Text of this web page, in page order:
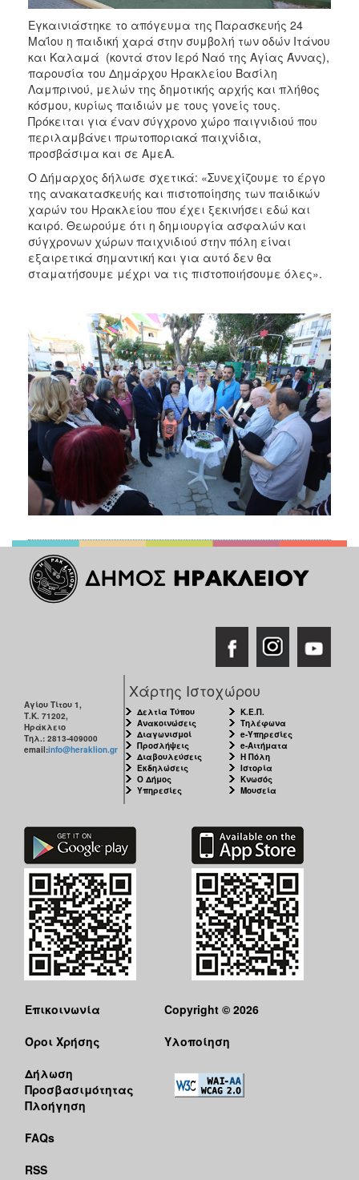
ΤΟΠΟΣ
ΠΟΛΙΤΙΣΜΟΣ
ΑΝΘΕΚΤΙΚΗ
ΠΟΛΗ
Εγκαινιάστηκε το απόγευμα της Παρασκευής 24
Μαΐου η παιδική χαρά στην συμβολή των οδών Ιτάνου
και Καλαμά (κοντά στον Ιερό Ναό της Αγίας Άννας),
παρουσία του Δημάρχου Ηρακλείου Βασίλη
Λαμπρινού, μελών της δημοτικής αρχής και πλήθος
κόσμου, κυρίως παιδιών με τους γονείς τους.
Πρόκειται για έναν σύγχρονο χώρο παιγνιδιού που
περιλαμβάνει πρωτοποριακά παιχνίδια,
προσβάσιμα και σε ΑμεΑ.
Ο Δήμαρχος δήλωσε σχετικά: «Συνεχίζουμε το έργο
της ανακατασκευής και πιστοποίησης των παιδικών
χαρών του Ηρακλείου που έχει ξεκινήσει εδώ και
καιρό. Θεωρούμε ότι η δημιουργία ασφαλών και
σύγχρονων χώρων παιχνιδιού στην πόλη είναι
εξαιρετικά σημαντική και για αυτό δεν θα
σταματήσουμε μέχρι να τις πιστοποιήσουμε όλες».
Αγίου Τίτου 1,
Τ.Κ. 71202,
Ηράκλειο
Τηλ.: 2813-409000
email:info@heraklion.gr
Χάρτης Ιστοχώρου
Δελτία Τύπου
Ανακοινώσεις
Διαγωνισμοί
Προσλήψεις
Διαβουλεύσεις
Εκδηλώσεις
Ο Δήμος
Υπηρεσίες
Κ.Ε.Π.
Τηλέφωνα
e-Υπηρεσίες
e-Αιτήματα
Η Πόλη
Ιστορία
Κνωσός
Μουσεία
Επικοινωνία
Όροι Χρήσης
Δήλωση
Προσβασιμότητας
Πλοήγηση
FAQs
RSS
Copyright © 2026
Υλοποίηση